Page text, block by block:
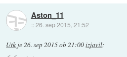
Aston_11
::26. sep 2015, 21:52
Utk je26. sep 2015 ob 21:00izjavil: